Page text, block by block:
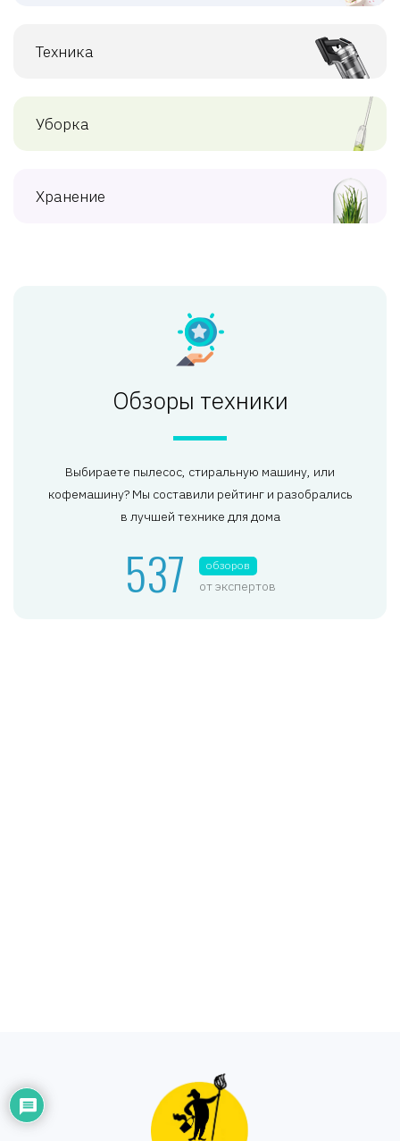
Техника
Уборка
Хранение
Обзоры техники
Выбираете пылесос, стиральную машину, или
кофемашину? Мы составили рейтинг и разобрались
в лучшей технике для дома
537 обзоров
от экспертов